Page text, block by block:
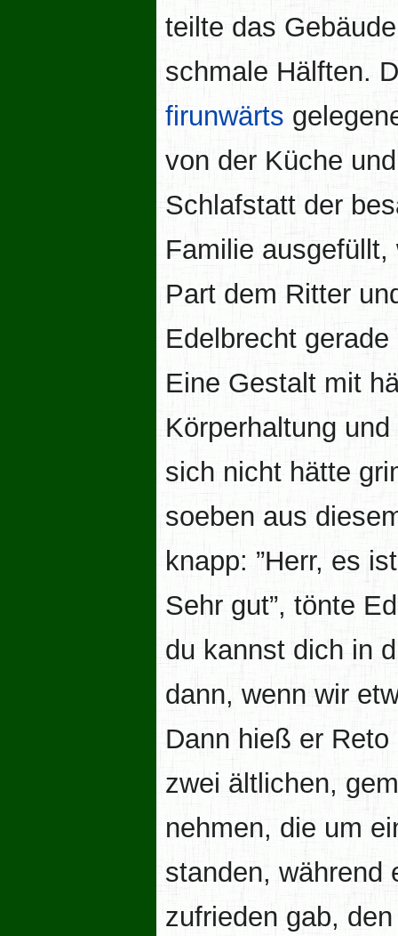
teilte das
schmale Hälften.
firunwärts
von der Küche
Schlafstatt der
Familie
Part dem Ritter
Edelbrecht
Eine Gestalt mit
Körperhaltung
sich nicht hätte
soeben aus
knapp: ”Herr, es
Sehr gut”, tönte
du kannst dich in
dann, wenn wir
Dann hieß er
zwei ältlichen,
nehmen, die um
standen, während
zufrieden gab,